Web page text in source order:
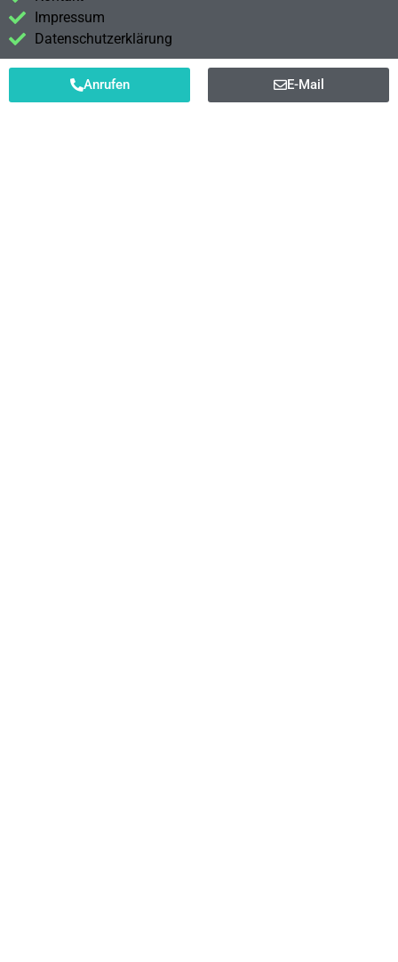
Impressum
Datenschutzerklärung
Anrufen E-Mail